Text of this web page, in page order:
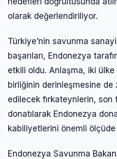
olarak değerlendiriliyor.
Türkiye’nin savunma
başarıları, Endonezya
etkili oldu. Anlaşma, iki ülke
birliğinin derinleşmesine de
edilecek fırkateynlerin, son
donatılarak Endonezya
kabiliyetlerini önemli ölçüde
Endonezya Savunma